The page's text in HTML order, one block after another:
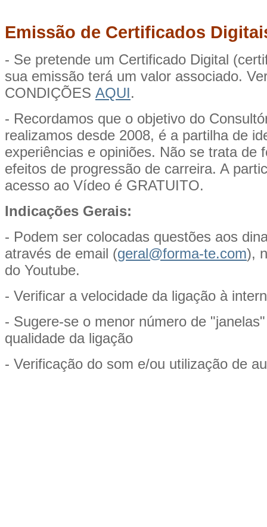
Emissão de Certificados
- Se pretende um Certificado Digital
sua emissão terá um valor associado.
CONDIÇÕES AQUI.
- Recordamos que o objetivo do
realizamos desde 2008, é a partilha de
experiências e opiniões. Não se trata de
efeitos de progressão de carreira. A
acesso ao Vídeo é GRATUITO.
Indicações Gerais:
- Podem ser colocadas questões aos
através de email (geral@forma-te.com),
do Youtube.
- Verificar a velocidade da ligação à
- Sugere-se o menor número de
qualidade da ligação
- Verificação do som e/ou utilização de